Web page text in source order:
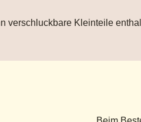
verschluckbare Kleinteile